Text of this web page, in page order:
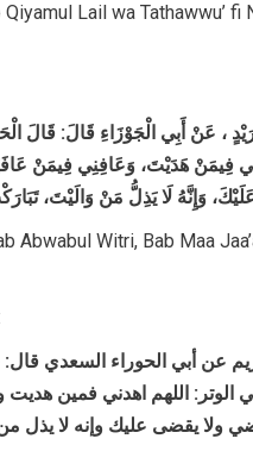
Qiyamul Lail wa Tathawwu’
‌بُرَيْدٍ ، عَنْ ‌أَبِي الْجَوْزَاءِ قَالَ:
فِيمَنْ هَدَيْتَ، وَعَافِنِي فِيمَنْ
Abwabul Witri, Bab Maa
مريم عن أبي الحوراء السعدي
الوتر: اللهم اهدني فمين
يقضى عليك وإنه لا يذل من